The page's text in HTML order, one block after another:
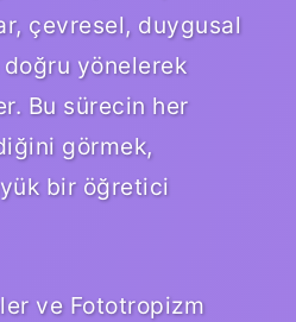
çevresel, duygusal
doğru yönelerek
Bu sürecin her
görmek,
bir öğretici
ve Fototropizm